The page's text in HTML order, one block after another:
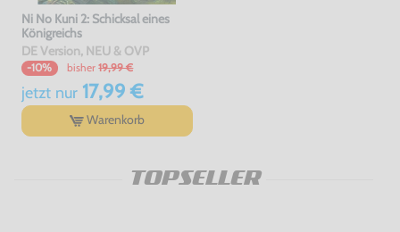
Ni No Kuni 2: Schicksal eines
Königreichs
DE Version, NEU & OVP
-10% bisher 19,99 €
jetzt nur17,99 €
Warenkorb
TOPSELLER